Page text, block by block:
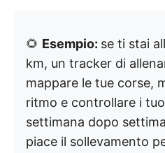
🌻 Esempio: se ti stai
km, un tracker di
mappare le tue corse,
ritmo e controllare i
settimana dopo
piace il sollevamento